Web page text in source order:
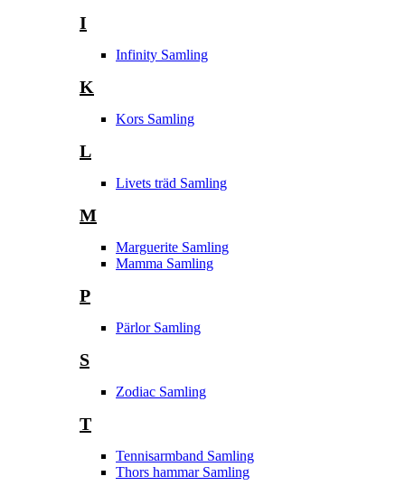
I
Infinity Samling
K
Kors Samling
L
Livets träd Samling
M
Marguerite Samling
Mamma Samling
P
Pärlor Samling
S
Zodiac Samling
T
Tennisarmband Samling
Thors hammar Samling